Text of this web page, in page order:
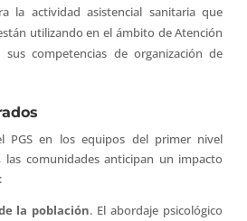
la actividad asistencial sanitaria que
utilizando en el ámbito de Atención
competencias de organización de
PGS en los equipos del primer nivel
las comunidades anticipan un impacto
la población. El abordaje psicológico